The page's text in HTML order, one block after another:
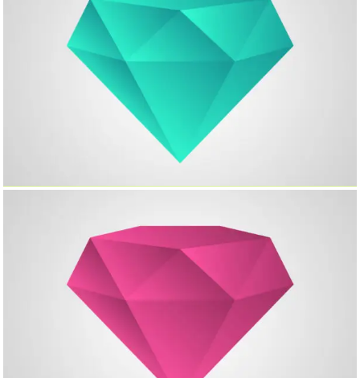
Custom Project Link
Tile with double width and height